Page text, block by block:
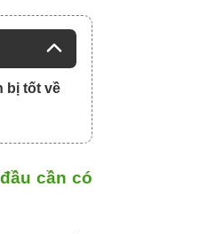
bị tốt về
cần có